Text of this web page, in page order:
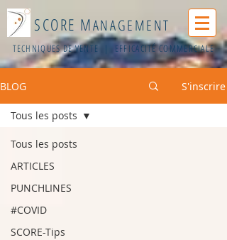
SCORE MANAGEMENT
TECHNIQUES DE VENTE | EFFICACITÉ COMMERCIALE
BLOG S'inscrire
Tous les posts
ARTICLES
PUNCHLINES
#COVID
SCORE-Tips
Tous les posts